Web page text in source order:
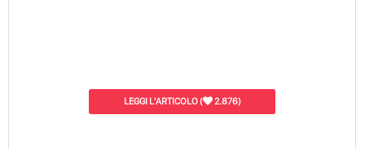
LEGGI L'ARTICOLO( 2.876)